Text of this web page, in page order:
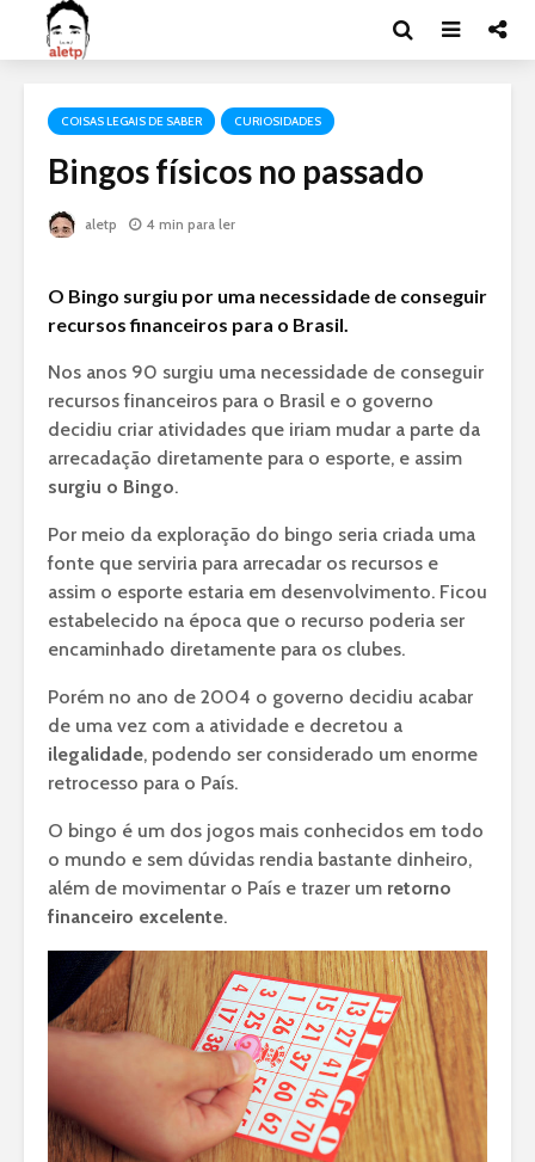
COISAS LEGAIS DE SABER CURIOSIDADES
Bingos físicos no passado
aletp 4 min para ler
O Bingo surgiu por uma necessidade de conseguir
recursos financeiros para o Brasil.
Nos anos 90 surgiu uma necessidade de conseguir
recursos financeiros para o Brasil e o governo
decidiu criar atividades que iriam mudar a parte da
arrecadação diretamente para o esporte, e assim
surgiu o Bingo.
Por meio da exploração do bingo seria criada uma
fonte que serviria para arrecadar os recursos e
assim o esporte estaria em desenvolvimento. Ficou
estabelecido na época que o recurso poderia ser
encaminhado diretamente para os clubes.
Porém no ano de 2004 o governo decidiu acabar
de uma vez com a atividade e decretou a
ilegalidade, podendo ser considerado um enorme
retrocesso para o País.
O bingo é um dos jogos mais conhecidos em todo
o mundo e sem dúvidas rendia bastante dinheiro,
além de movimentar o País e trazer um retorno
financeiro excelente.